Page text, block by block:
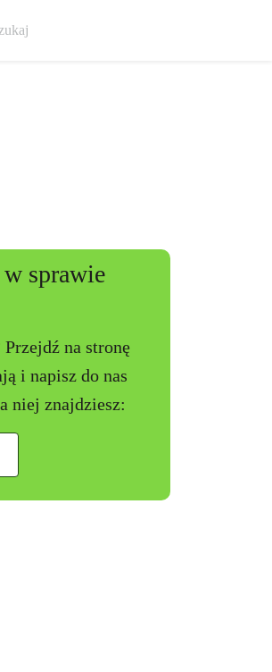
sprawie
na stronę
i napisz do nas
niej znajdziesz: